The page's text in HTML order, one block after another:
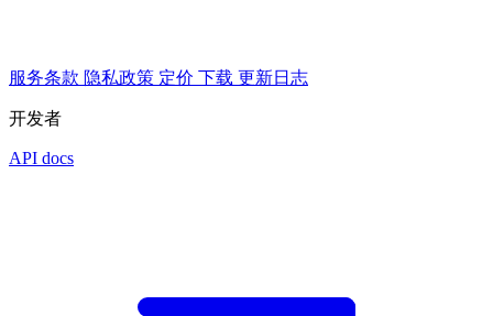
服务条款 隐私政策 定价 下载 更新日志
开发者
API docs